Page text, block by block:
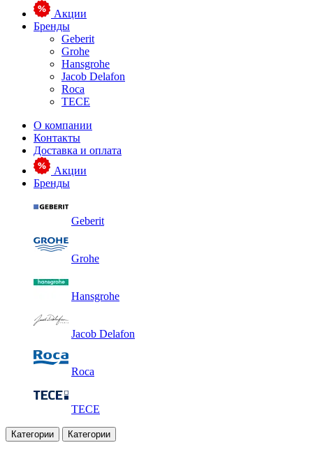
Акции
Бренды
Geberit
Grohe
Hansgrohe
Jacob Delafon
Roca
TECE
О компании
Контакты
Доставка и оплата
Акции
Бренды
Geberit
Grohe
Hansgrohe
Jacob Delafon
Roca
TECE
Категории Категории